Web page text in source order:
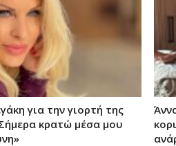
για την γιορτή της
κρατώ μέσα μου